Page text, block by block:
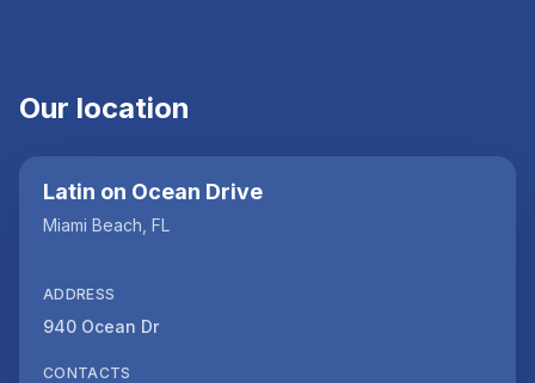
Our location
Latin on Ocean Drive
Miami Beach, FL
ADDRESS
940 Ocean Dr
CONTACTS